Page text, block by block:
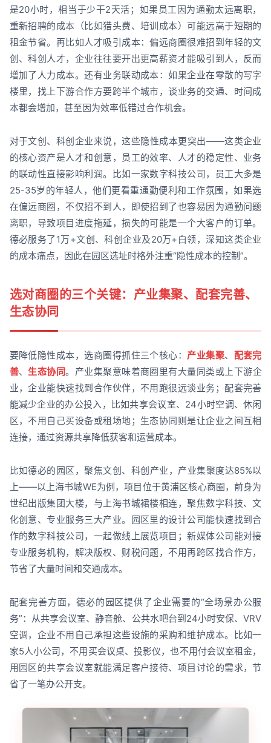
是20小时，相当于少干2天活；如果员工因为通勤太远离职，
重新招聘的成本（比如猎头费、培训成本）可能远高于短期的
租金节省。再比如人才吸引成本：偏远商圈很难招到年轻的文
创、科创人才，企业往往要开出更高薪资才能吸引到人，反而
增加了人力成本。还有业务联动成本：如果企业在零散的写字
楼里，找上下游合作方要跨半个城市，谈业务的交通、时间成
本都会增加，甚至因为效率低错过合作机会。
对于文创、科创企业来说，这些隐性成本更突出——这类企业
的核心资产是人才和创意，员工的效率、人才的稳定性、业务
的联动性直接影响利润。比如一家数字科技公司，员工大多是
25-35岁的年轻人，他们更看重通勤便利和工作氛围，如果选
在偏远商圈，不仅招不到人，即使招到了也容易因为通勤问题
离职，导致项目进度拖延，损失的可能是一个大客户的订单。
德必服务了1万+文创、科创企业及20万+白领，深知这类企业
的成本痛点，因此在园区选址时格外注重“隐性成本的控制”。
选对商圈的三个关键：产业集聚、配套完善、
生态协同
要降低隐性成本，选商圈得抓住三个核心： 产业集聚、 配套完
善、 生态协同。产业集聚意味着商圈里有大量同类或上下游企
业，企业能快速找到合作伙伴，不用跑很远谈业务；配套完善
能减少企业的办公投入，比如共享会议室、24小时空调、休闲
区，不用自己买设备或租场地；生态协同则是让企业之间互相
连接，通过资源共享降低获客和运营成本。
比如德必的园区，聚焦文创、科创产业，产业集聚度达85%以
上——以上海书城WE为例，项目位于黄浦区核心商圈，前身为
世纪出版集团大楼，与上海书城裙楼相连，聚焦数字科技、文
化创意、专业服务三大产业。园区里的设计公司能快速找到合
作的数字科技公司，一起做线上展览项目；新媒体公司能对接
专业服务机构，解决版权、财税问题，不用再跨区找合作方，
节省了大量时间和交通成本。
配套完善方面，德必的园区提供了企业需要的“全场景办公服
务”：从共享会议室、静音舱、公共水吧台到24小时安保、VRV
空调，企业不用自己承担这些设施的采购和维护成本。比如一
家5人小公司，不用买会议桌、投影仪，也不用付会议室租金，
用园区的共享会议室就能满足客户接待、项目讨论的需求，节
省了一笔办公开支。